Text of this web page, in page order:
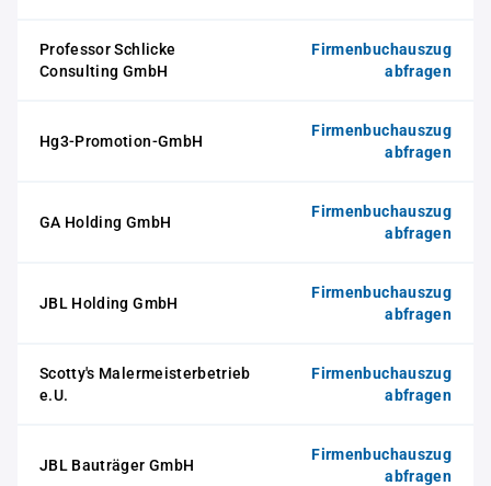
Professor Schlicke
Consulting GmbH
Firmenbuchauszug
abfragen
Hg3-Promotion-GmbH
Firmenbuchauszug
abfragen
GA Holding GmbH
Firmenbuchauszug
abfragen
JBL Holding GmbH
Firmenbuchauszug
abfragen
Scotty's Malermeisterbetrieb
e.U.
Firmenbuchauszug
abfragen
JBL Bauträger GmbH
Firmenbuchauszug
abfragen